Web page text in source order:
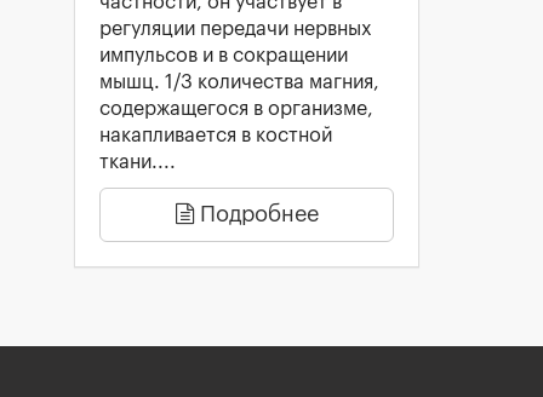
регуляции передачи нервных
импульсов и в сокращении
мышц. 1/3 количества магния,
содержащегося в организме,
накапливается в костной
ткани....
Подробнее